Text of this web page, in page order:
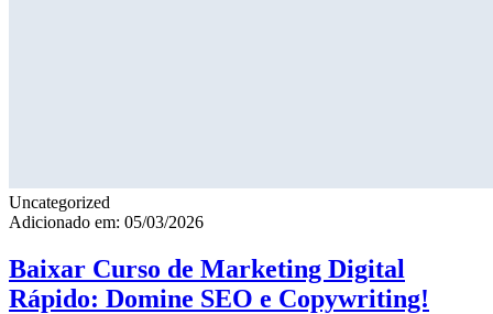
Uncategorized
Adicionado em: 05/03/2026
Baixar Curso de Marketing Digital
Rápido: Domine SEO e Copywriting!